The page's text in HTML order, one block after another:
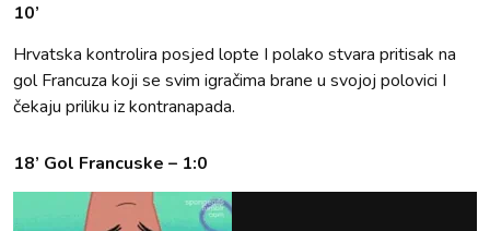
10’
Hrvatska kontrolira posjed lopte I polako stvara pritisak na
gol Francuza koji se svim igračima brane u svojoj polovici I
čekaju priliku iz kontranapada.
18’ Gol Francuske – 1:0